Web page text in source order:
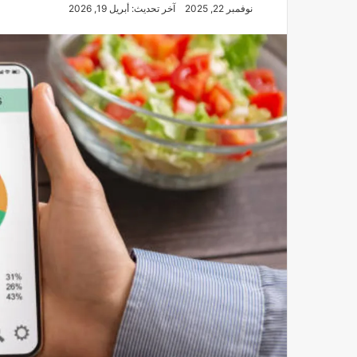
نوفمبر 22, 2025 آخر تحديث: أبريل 19, 2026